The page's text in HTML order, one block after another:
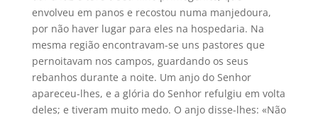
envolveu em panos e recostou numa manjedoura,
por não haver lugar para eles na hospedaria. Na
mesma região encontravam-se uns pastores que
pernoitavam nos campos, guardando os seus
rebanhos durante a noite. Um anjo do Senhor
apareceu-lhes, e a glória do Senhor refulgiu em volta
deles; e tiveram muito medo. O anjo disse-lhes: «Não